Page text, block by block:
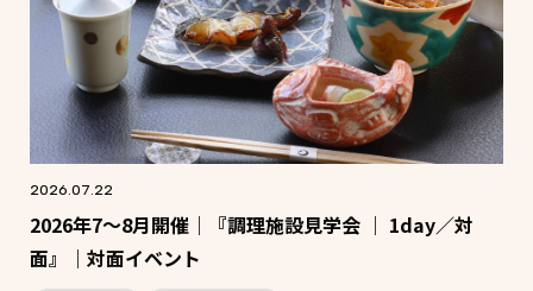
2026.07.22
2026年7～8月開催｜『調理施設見学会 ｜ 1day／対
面』｜対面イベント